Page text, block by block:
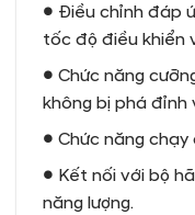
● Điều chỉnh đáp
tốc độ điều khiển
● Chức năng
không bị phá đỉnh
● Chức năng chạy
● Kết nối với bộ
năng lượng.